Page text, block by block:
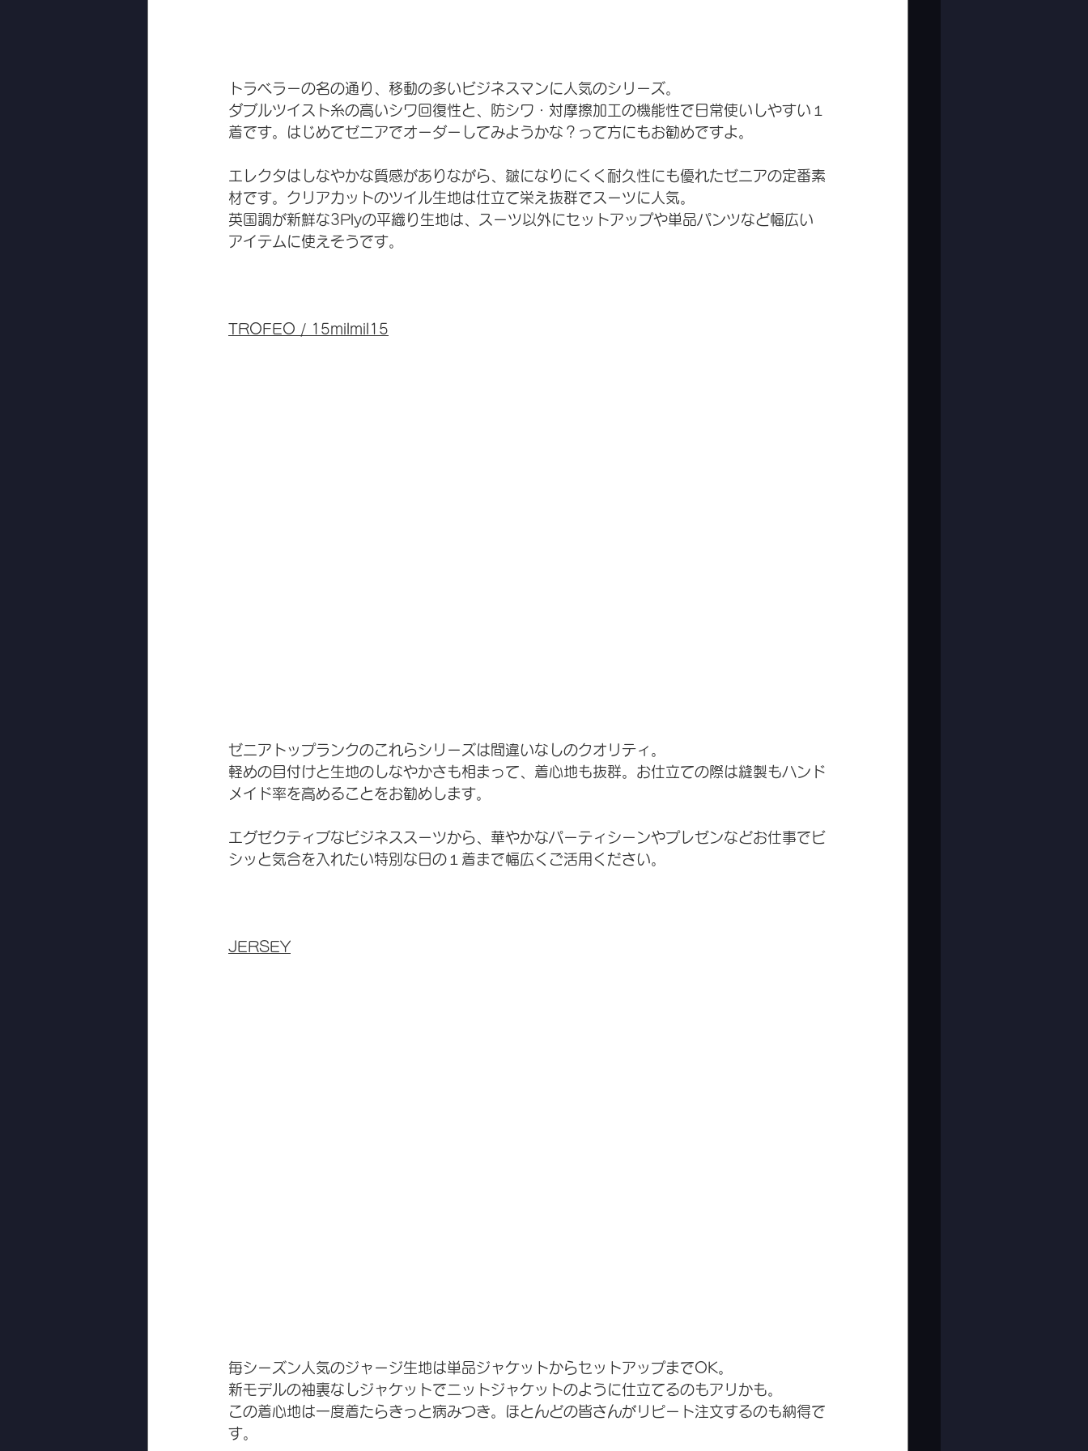
トラベラーの名の通り、移動の多いビジネスマンに人気のシリーズ。
ダブルツイスト糸の高いシワ回復性と、防シワ・対摩擦加工の機能性で日常使いしやすい１
着です。はじめてゼニアでオーダーしてみようかな？って方にもお勧めですよ。
エレクタはしなやかな質感がありながら、皺になりにくく耐久性にも優れたゼニアの定番素
材です。クリアカットのツイル生地は仕立て栄え抜群でスーツに人気。
英国調が新鮮な3Plyの平織り生地は、スーツ以外にセットアップや単品パンツなど幅広い
アイテムに使えそうです。
TROFEO / 15milmil15
ゼニアトップランクのこれらシリーズは間違いなしのクオリティ。
軽めの目付けと生地のしなやかさも相まって、着心地も抜群。お仕立ての際は縫製もハンド
メイド率を高めることをお勧めします。
エグゼクティブなビジネススーツから、華やかなパーティシーンやプレゼンなどお仕事でビ
シッと気合を入れたい特別な日の１着まで幅広くご活用ください。
JERSEY
毎シーズン人気のジャージ生地は単品ジャケットからセットアップまでOK。
新モデルの袖裏なしジャケットでニットジャケットのように仕立てるのもアリかも。
この着心地は一度着たらきっと病みつき。ほとんどの皆さんがリピート注文するのも納得で
す。